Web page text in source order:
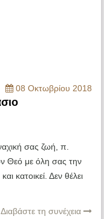
08 Οκτωβρίου 2018
σας ζωή, π.
Θεό με όλη σας την
κατοικεί. Δεν θέλει
Διαβάστε τη συνέχεια